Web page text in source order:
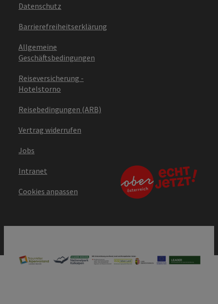
Datenschutz
Barrierefreiheitserklärung
Allgemeine
Geschäftsbedingungen
Reiseversicherung -
Hotelstorno
Reisebedingungen (ARB)
Vertrag widerrufen
Jobs
Intranet
Cookies anpassen